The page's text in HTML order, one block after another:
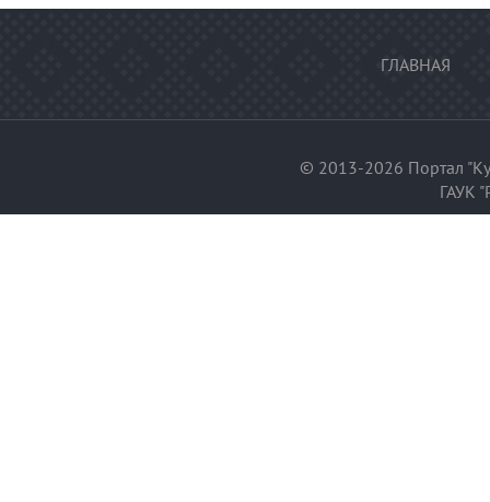
ГЛАВНАЯ
© 2013-2026 Портал
ГАУК